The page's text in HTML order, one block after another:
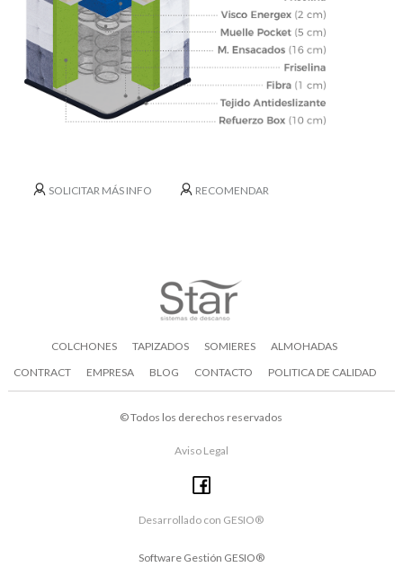
SOLICITAR MÁS INFO RECOMENDAR
COLCHONES TAPIZADOS SOMIERES
ALMOHADAS
CONTRACT
EMPRESA BLOG CONTACTO POLITICA DE CALIDAD
©Todos los derechos reservados
Aviso Legal
Desarrollado con GESIO®
Software Gestión GESIO®